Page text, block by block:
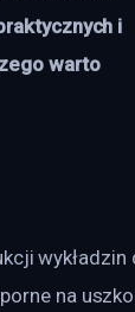
i
warto
wykładzin
na